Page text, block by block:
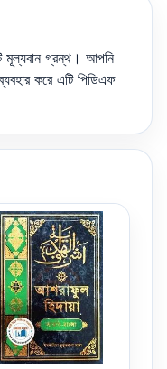
মূল্যবান গ্রন্থ। আপনি
করে এটি পিডিএফ